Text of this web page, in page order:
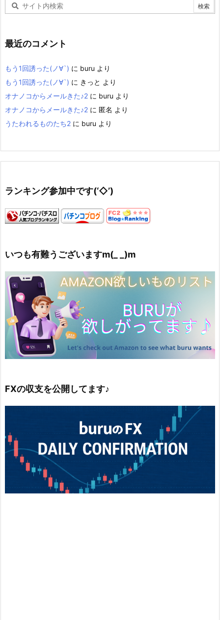
最近のコメント
もう1回誘った(ノ∀`) に buru より
もう1回誘った(ノ∀`) に きっと より
オナノコからメールきた♪2 に buru より
オナノコからメールきた♪2 に 匿名 より
うたわれるものたち2 に buru より
ランキング参加中です(‘◇’)ゞ
いつも有難うございますm(_ _)m
FXの収支を公開してます♪